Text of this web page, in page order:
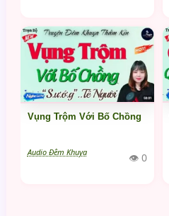
Vụng Trộm Với Bố Chồng
Audio Đêm Khuya 👁 0